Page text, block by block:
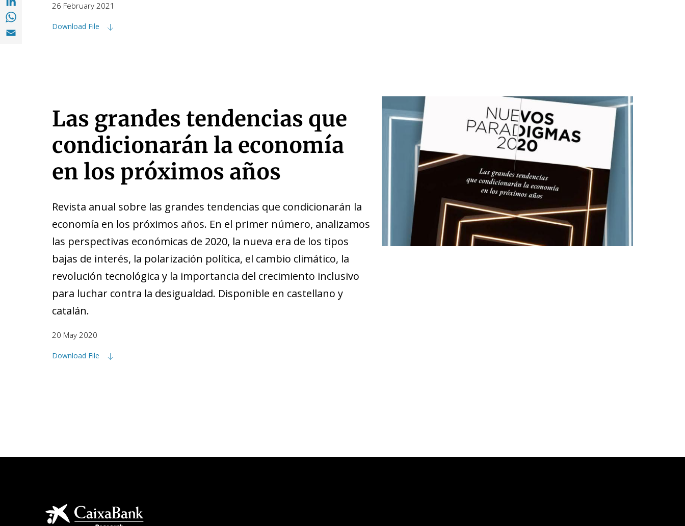
Share with with Whatsapp (opens in a new window)
Share with Email (opens in a new window)
26 February 2021
Download File
Las grandes tendencias que
condicionarán la economía
en los próximos años
Revista anual sobre las grandes tendencias que condicionarán la
economía en los próximos años. En el primer número, analizamos
las perspectivas económicas de 2020, la nueva era de los tipos
bajas de interés, la polarización política, el cambio climático, la
revolución tecnológica y la importancia del crecimiento inclusivo
para luchar contra la desigualdad. Disponible en castellano y
catalán.
20 May 2020
Download File